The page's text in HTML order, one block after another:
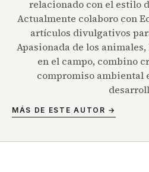
relacionado con el estilo
Actualmente colaboro con
artículos divulgativos
Apasionada de los
en el campo, combino
compromiso ambiental
MÁS DE ESTE AUTOR →